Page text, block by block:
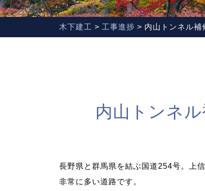
木下建工 > 工事進捗 > 内山トンネル
内山トンネ
長野県と群馬県を結ぶ国道254号。上
非常に多い道路です。